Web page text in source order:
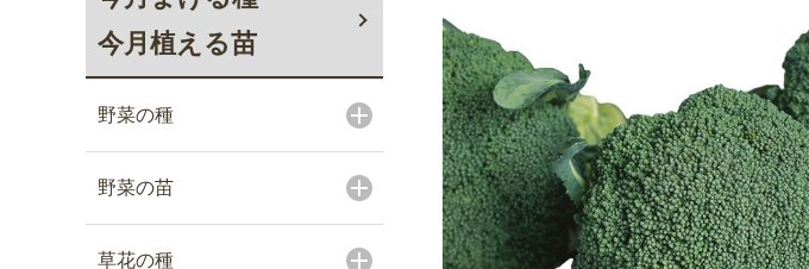
今月植える苗
野菜の種
野菜の苗
草花の種